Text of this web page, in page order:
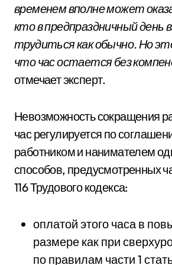
временем вполне может
кто в предпраздничный день
трудиться как обычно. Но
что час остается без
отмечает эксперт.
Невозможность сокращения
час регулируется по
работником и нанимателем
способов, предусмотренных
116 Трудового кодекса:
оплатой этого часа в
размере как при
по правилам части 1